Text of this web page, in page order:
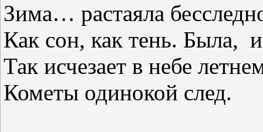
Зима… растаяла
Как сон, как тень. Была,
Так исчезает в небе
Кометы одинокой след.